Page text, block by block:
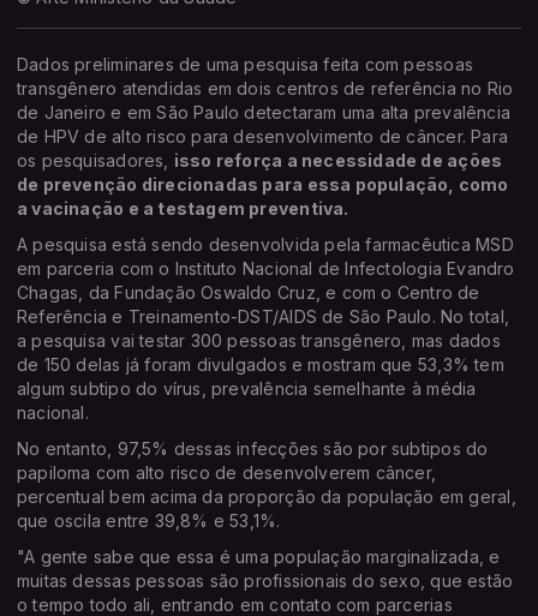
Dados preliminares de uma pesquisa feita com pessoas
transgênero atendidas em dois centros de referência no Rio
de Janeiro e em São Paulo detectaram uma alta prevalência
de HPV de alto risco para desenvolvimento de câncer. Para
os pesquisadores, isso reforça a necessidade de ações
de prevenção direcionadas para essa população, como
a vacinação e a testagem preventiva.
A pesquisa está sendo desenvolvida pela farmacêutica MSD
em parceria com o Instituto Nacional de Infectologia Evandro
Chagas, da Fundação Oswaldo Cruz, e com o Centro de
Referência e Treinamento-DST/AIDS de São Paulo. No total,
a pesquisa vai testar 300 pessoas transgênero, mas dados
de 150 delas já foram divulgados e mostram que 53,3% tem
algum subtipo do vírus, prevalência semelhante à média
nacional.
No entanto, 97,5% dessas infecções são por subtipos do
papiloma com alto risco de desenvolverem câncer,
percentual bem acima da proporção da população em geral,
que oscila entre 39,8% e 53,1%.
"A gente sabe que essa é uma população marginalizada, e
muitas dessas pessoas são profissionais do sexo, que estão
o tempo todo ali, entrando em contato com parcerias